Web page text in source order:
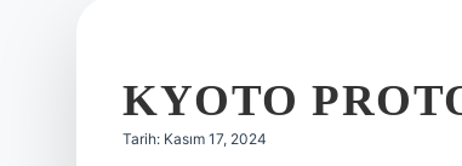
KYOTO
Tarih: Kasım 17, 2024